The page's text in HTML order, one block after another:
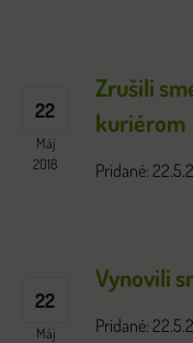
22
Máj
2018
Zrušili
kuriérom
Pridané:
22
Máj
Vynovili
Pridané: